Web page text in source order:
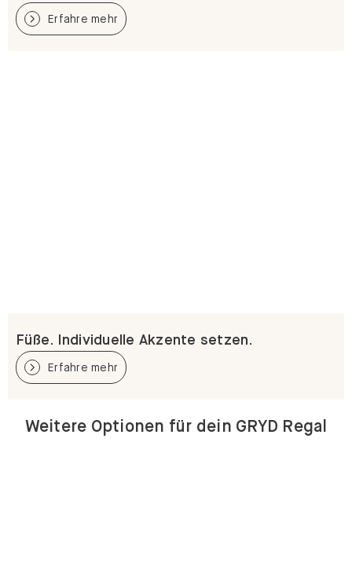
Erfahre mehr
Füße. Individuelle Akzente setzen.
Erfahre mehr
Weitere Optionen für dein GRYD Regal